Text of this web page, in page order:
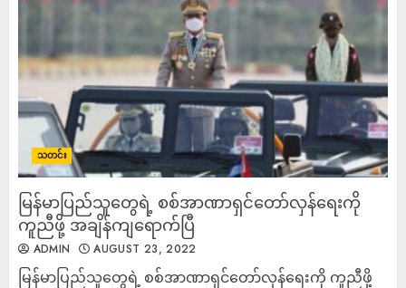
သတင်း
မြန်မာပြည်သူတွေရဲ့ စစ်အာဏာရှင်တော်လှန်ရေးကို
ကူညီဖို့ အချိန်ကျရောက်ပြီ
ADMIN AUGUST 23, 2022
မြန်မာပြည်သူတွေရဲ့ စစ်အာဏာရှင်တော်လှန်ရေးကို ကူညီဖို့